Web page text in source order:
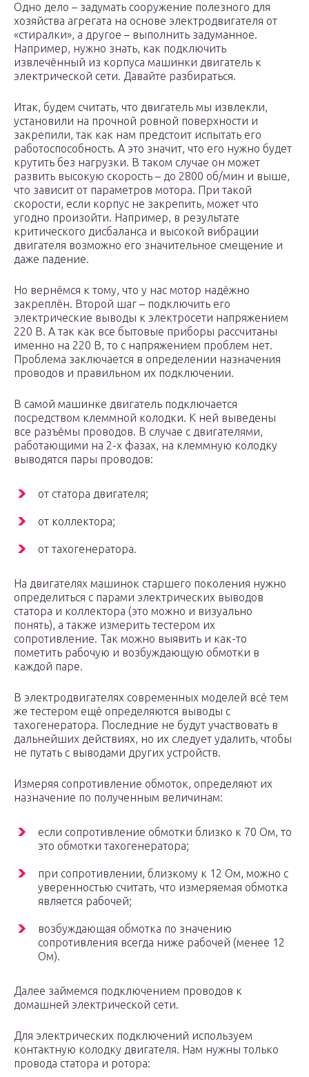
Одно дело – задумать сооружение полезного для
хозяйства агрегата на основе электродвигателя от
«стиралки», а другое – выполнить задуманное.
Например, нужно знать, как подключить
извлечённый из корпуса машинки двигатель к
электрической сети. Давайте разбираться.
Итак, будем считать, что двигатель мы извлекли,
установили на прочной ровной поверхности и
закрепили, так как нам предстоит испытать его
работоспособность. А это значит, что его нужно будет
крутить без нагрузки. В таком случае он может
развить высокую скорость – до 2800 об/мин и выше,
что зависит от параметров мотора. При такой
скорости, если корпус не закрепить, может что
угодно произойти. Например, в результате
критического дисбаланса и высокой вибрации
двигателя возможно его значительное смещение и
даже падение.
Но вернёмся к тому, что у нас мотор надёжно
закреплён. Второй шаг – подключить его
электрические выводы к электросети напряжением
220 В. А так как все бытовые приборы рассчитаны
именно на 220 В, то с напряжением проблем нет.
Проблема заключается в определении назначения
проводов и правильном их подключении.
В самой машинке двигатель подключается
посредством клеммной колодки. К ней выведены
все разъёмы проводов. В случае с двигателями,
работающими на 2-х фазах, на клеммную колодку
выводятся пары проводов:
от статора двигателя;
от коллектора;
от тахогенератора.
На двигателях машинок старшего поколения нужно
определиться с парами электрических выводов
статора и коллектора (это можно и визуально
понять), а также измерить тестером их
сопротивление. Так можно выявить и как-то
пометить рабочую и возбуждающую обмотки в
каждой паре.
В электродвигателях современных моделей всё тем
же тестером ещё определяются выводы с
тахогенератора. Последние не будут участвовать в
дальнейших действиях, но их следует удалить, чтобы
не путать с выводами других устройств.
Измеряя сопротивление обмоток, определяют их
назначение по полученным величинам:
если сопротивление обмотки близко к 70 Ом, то
это обмотки тахогенератора;
при сопротивлении, близкому к 12 Ом, можно с
уверенностью считать, что измеряемая обмотка
является рабочей;
возбуждающая обмотка по значению
сопротивления всегда ниже рабочей (менее 12
Ом).
Далее займемся подключением проводов к
домашней электрической сети.
Для электрических подключений используем
контактную колодку двигателя. Нам нужны только
провода статора и ротора: